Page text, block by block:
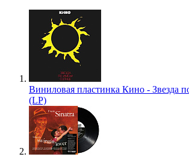
Виниловая пластинка Кино - Звезда
(LP)